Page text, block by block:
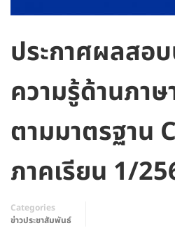
ประกาศผลสอ
ความรู้ด้านภา
ตามมาตรฐาน
ภาคเรียน 1/
Categories
ข่าวประชาสัมพันธ์